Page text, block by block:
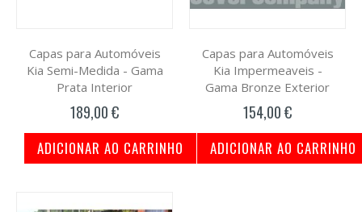
Capas para Automóveis
Kia Semi-Medida - Gama
Prata Interior
189,00 €
ADICIONAR AO CARRINHO
Capas para Automóveis
Kia Impermeaveis -
Gama Bronze Exterior
154,00 €
ADICIONAR AO CARRINHO